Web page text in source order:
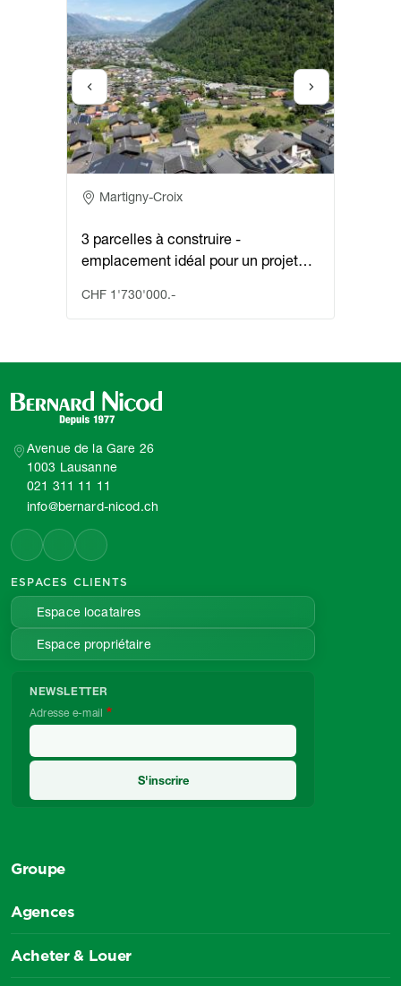
Adresse
Martigny-Croix
3 parcelles à construire -
emplacement idéal pour un projet…
CHF 1'730'000.-
Avenue de la Gare 26
1003 Lausanne
021 311 11 11
info@bernard-nicod.ch
ESPACES CLIENTS
Espace locataires
Espace propriétaire
NEWSLETTER
Adresse e-mail
Groupe
Agences
Acheter & Louer